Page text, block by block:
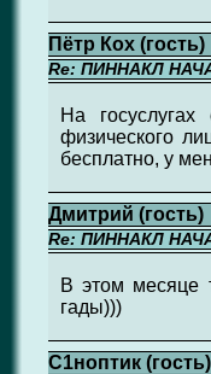
Пётр Кох (гость)
Re: ПИННАКЛ
На
физического
бесплатно, у
Дмитрий (гость)
Re: ПИННАКЛ
В этом месяце
гады)))
С1ноптик (гость)